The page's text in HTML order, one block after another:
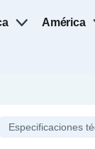
América
Especificaciones